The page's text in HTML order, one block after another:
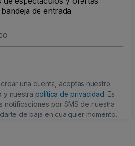
de entrada
una cuenta, aceptas nuestro
y nuestra política de privacidad. Es
notificaciones por SMS de nuestra
de baja en cualquier momento.